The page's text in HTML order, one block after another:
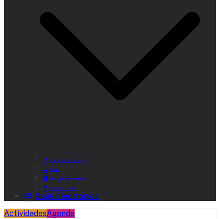
Lugares de Interés
Rutas
Alojamientos Rurales
Museo del Vino
Sede Electrónica
ActividadesAgenda